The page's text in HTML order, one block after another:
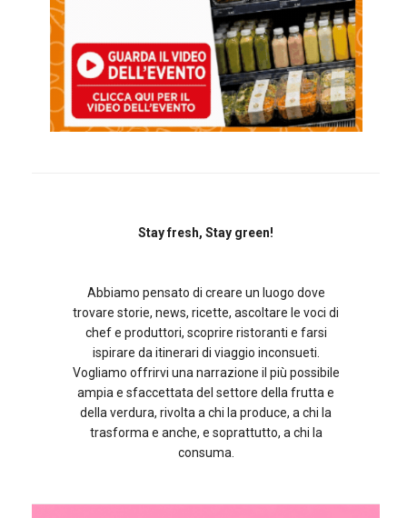
Stay fresh, Stay green!
Abbiamo pensato di creare un luogo dove
trovare storie, news, ricette, ascoltare le voci di
chef e produttori, scoprire ristoranti e farsi
ispirare da itinerari di viaggio inconsueti.
Vogliamo offrirvi una narrazione il più possibile
ampia e sfaccettata del settore della frutta e
della verdura, rivolta a chi la produce, a chi la
trasforma e anche, e soprattutto, a chi la
consuma.